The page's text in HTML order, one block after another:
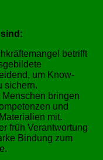
betrifft
um Know-
sichern.
Menschen bringen
und
mit.
früh Verantwortung
Bindung zum